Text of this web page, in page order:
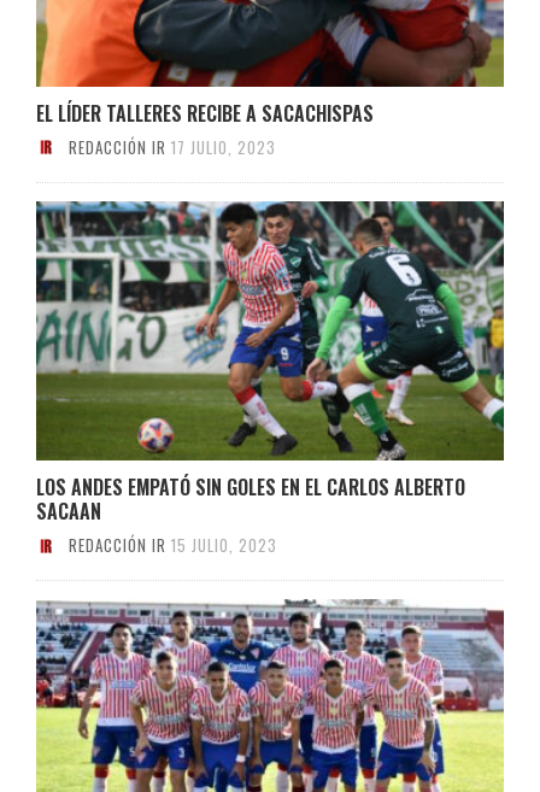
EL LÍDER TALLERES RECIBE A SACACHISPAS
REDACCIÓN IR 17 JULIO, 2023
LOS ANDES EMPATÓ SIN GOLES EN EL CARLOS ALBERTO
SACAAN
REDACCIÓN IR 15 JULIO, 2023